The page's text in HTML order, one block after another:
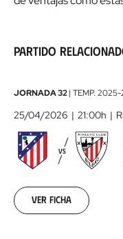
Partido
Atlético
de
Madrid
-
Athletic
04-
25
JORNADA 32| TEMP. 2025-
25/04/2026 21:00h
VS
Ver ficha